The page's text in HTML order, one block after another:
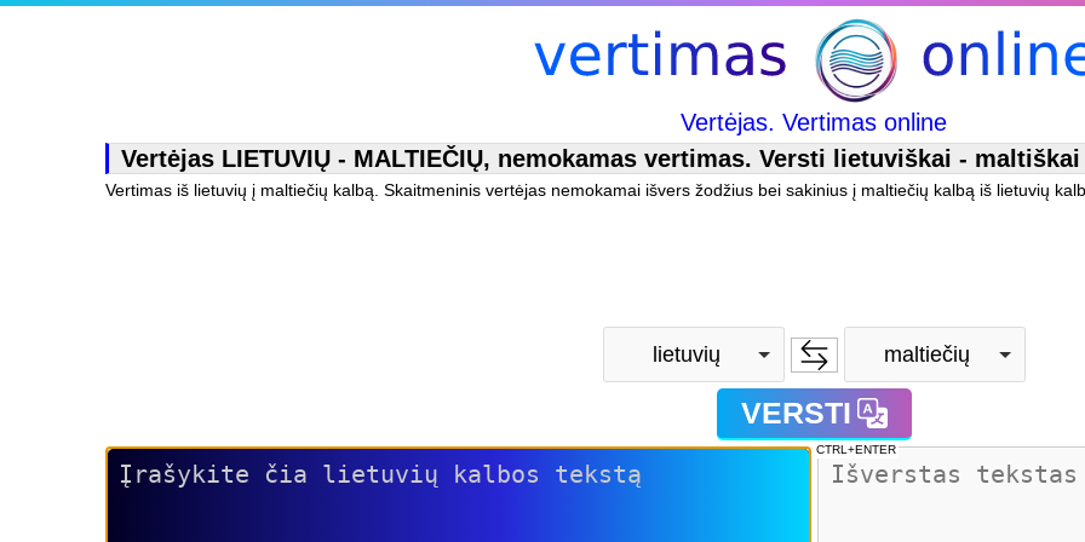
Vertėjas. Vertimas online
Vertėjas LIETUVIŲ - MALTIEČIŲ, nemokamas vertimas. Versti lietuviškai - maltiškai
Vertimas iš lietuvių į maltiečių kalbą. Skaitmeninis vertėjas nemokamai išvers žodžius bei sakinius į maltiečių kalbą iš lietuvių
lietuvių maltiečių
VERSTI
CTRL+ENTER